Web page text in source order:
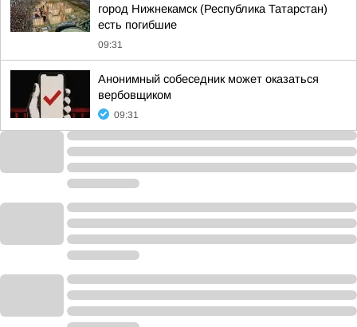
город Нижнекамск (Республика Татарстан)
есть погибшие
09:31
Анонимный собеседник может оказаться
вербовщиком
09:31